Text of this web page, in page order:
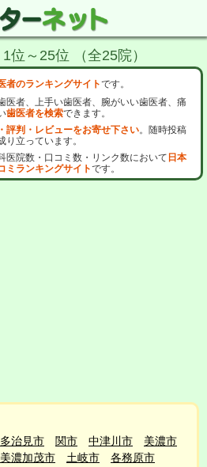
位～25位 （全25院）
者のランキングサイトです。
医者、上手い歯医者、腕がいい歯医者、痛
歯医者を検索できます。
評判・レビューをお寄せ下さい。随時投稿
立っています。
医院数・口コミ数・リンク数において 日本
ミランキングサイトです。
多治見市 関市 中津川市
美濃市
美濃加茂市 土岐市
各務原市